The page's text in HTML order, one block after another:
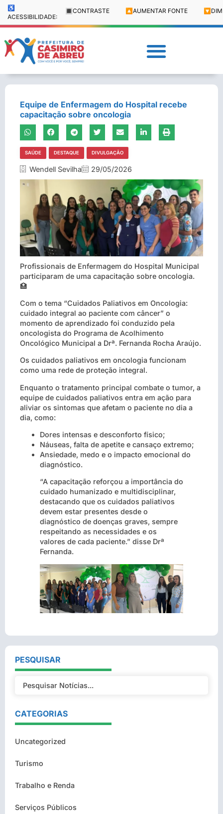
♿
ACESSIBILIDADE:
🔳 CONTRASTE 🔼 AUMENTAR FONTE 🔽
Equipe de Enfermagem do Hospital recebe
capacitação sobre oncologia
SAÚDE DESTAQUE DIVULGAÇÃO
Wendell Sevilha 29/05/2026
Profissionais de Enfermagem do Hospital Municipal
participaram de uma capacitação sobre oncologia.
🏥
Com o tema “Cuidados Paliativos em Oncologia:
cuidado integral ao paciente com câncer” o
momento de aprendizado foi conduzido pela
oncologista do Programa de Acolhimento
Oncológico Municipal a Drª. Fernanda Rocha Araújo.
Os cuidados paliativos em oncologia funcionam
como uma rede de proteção integral.
Enquanto o tratamento principal combate o tumor, a
equipe de cuidados paliativos entra em ação para
aliviar os sintomas que afetam o paciente no dia a
dia, como:
Dores intensas e desconforto físico;
Náuseas, falta de apetite e cansaço extremo;
Ansiedade, medo e o impacto emocional do
diagnóstico.
“A capacitação reforçou a importância do
cuidado humanizado e multidisciplinar,
destacando que os cuidados paliativos
devem estar presentes desde o
diagnóstico de doenças graves, sempre
respeitando as necessidades e os
valores de cada paciente.” disse Drª
Fernanda.
PESQUISAR
CATEGORIAS
Uncategorized
Turismo
Trabalho e Renda
Serviços Públicos